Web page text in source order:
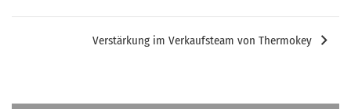
Verstärkung im Verkaufsteam von Thermokey